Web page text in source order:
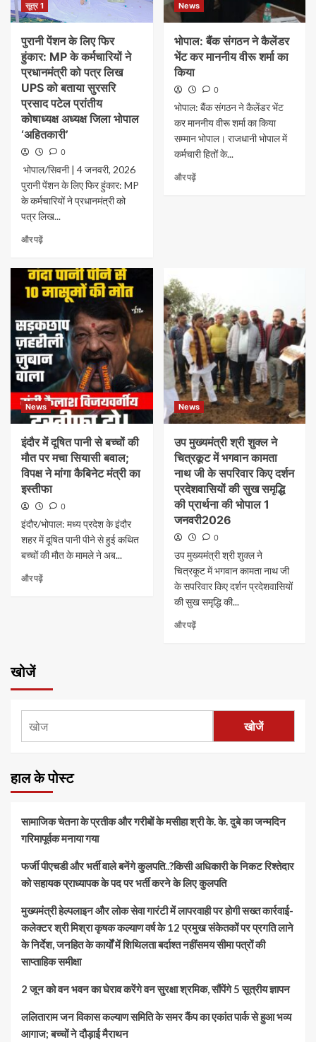
सूत्र 1
पुरानी पेंशन के लिए फिर
हुंकार: MP के कर्मचारियों ने
प्रधानमंत्री को पत्र लिख
UPS को बताया सुरसरि
प्रसाद पटेल प्रांतीय
कोषाध्यक्ष अध्यक्ष जिला भोपाल
‘अहितकारी’
0
​ भोपाल/सिवनी | 4 जनवरी, 2026
पुरानी पेंशन के लिए फिर हुंकार: MP
के कर्मचारियों ने प्रधानमंत्री को
पत्र लिख...
और पढ़ें
News
भोपाल: बैंक संगठन ने कैलेंडर
भेंट कर माननीय वीरू शर्मा का
किया
0
भोपाल: बैंक संगठन ने कैलेंडर भेंट
कर माननीय वीरू शर्मा का किया
सम्मान ​भोपाल। राजधानी भोपाल में
कर्मचारी हितों के...
और पढ़ें
News
इंदौर में दूषित पानी से बच्चों की
मौत पर मचा सियासी बवाल;
विपक्ष ने मांगा कैबिनेट मंत्री का
इस्तीफा
0
​इंदौर/भोपाल: मध्य प्रदेश के इंदौर
शहर में दूषित पानी पीने से हुई कथित
बच्चों की मौत के मामले ने अब...
और पढ़ें
News
उप मुख्यमंत्री श्री शुक्ल ने
चित्रकूट में भगवान कामता
नाथ जी के सपरिवार किए दर्शन
प्रदेशवासियों की सुख समृद्धि
की प्रार्थना की भोपाल 1
जनवरी2026
0
उप मुख्यमंत्री श्री शुक्ल ने
चित्रकूट में भगवान कामता नाथ जी
के सपरिवार किए दर्शन प्रदेशवासियों
की सुख समृद्धि की...
और पढ़ें
खोजें
खोजें
हाल के पोस्ट
सामाजिक चेतना के प्रतीक और गरीबों के मसीहा श्री के. के. दुबे का जन्मदिन
गरिमापूर्वक मनाया गया
फर्जी पीएचडी और भर्ती वाले बनेंगे कुलपति..?किसी अधिकारी के निकट रिश्तेदार
को सहायक प्राध्यापक के पद पर भर्ती करने के लिए कुलपति
मुख्यमंत्री हेल्पलाइन और लोक सेवा गारंटी में लापरवाही पर होगी सख्त कार्रवाई-
कलेक्टर श्री मिश्रा कृषक कल्याण वर्ष के 12 प्रमुख संकेतकों पर प्रगति लाने
के निर्देश, जनहित के कार्यों में शिथिलता बर्दाश्त नहींसमय सीमा पत्रों की
साप्ताहिक समीक्षा
​2 जून को वन भवन का घेराव करेंगे वन सुरक्षा श्रमिक, सौंपेंगे 5 सूत्रीय ज्ञापन
ललिताराम जन विकास कल्याण समिति के समर कैंप का एकांत पार्क से हुआ भव्य
आगाज; बच्चों ने दौड़ाई मैराथन